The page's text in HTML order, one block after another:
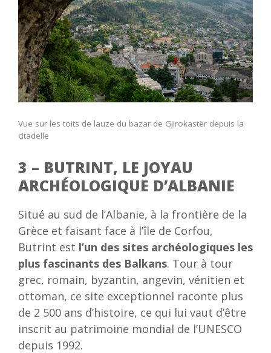
Vue sur les toits de lauze du bazar de Gjirokastër depuis la
citadelle
3 – BUTRINT, LE JOYAU
ARCHÉOLOGIQUE D’ALBANIE
Situé au sud de l’Albanie, à la frontière de la
Grèce et faisant face à l’île de Corfou,
Butrint est l’un des sites archéologiques les
plus fascinants des Balkans. Tour à tour
grec, romain, byzantin, angevin, vénitien et
ottoman, ce site exceptionnel raconte plus
de 2 500 ans d’histoire, ce qui lui vaut d’être
inscrit au patrimoine mondial de l’UNESCO
depuis 1992.